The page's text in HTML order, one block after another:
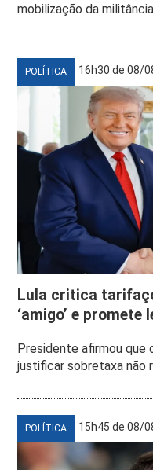
mobilização da militância
POLÍTICA 16h30 de 08/
Lula critica
‘amigo’ e promete
Presidente afirmou que
justificar sobretaxa não
POLÍTICA 15h45 de 08/